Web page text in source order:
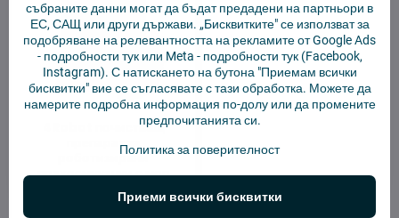
4Robot почистващ
препарат за
роботизирани
прахосмукачки с моп
ПРОБА
събраните данни могат да бъдат предадени на партньори в
ЕС, САЩ или други държави. „Бисквитките" се използват за
подобряване на релевантността на рекламите от Google Ads
- подробности тукили Meta - подробности тук(Facebook,
Instagram). С натискането на бутона "Приемам всички
бисквитки" вие се съгласявате с тази обработка. Можете да
намерите подробна информация по-долу или да промените
предпочитанията си.
Политика за поверителност
Приеми всички бисквитки